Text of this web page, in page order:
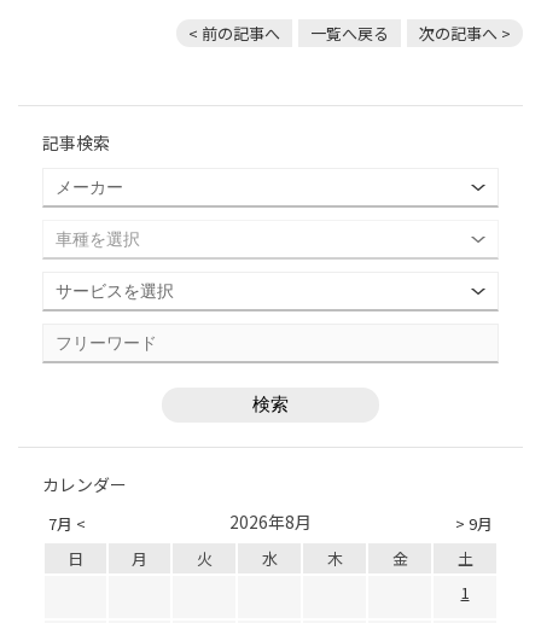
< 前の記事へ 一覧へ戻る 次の記事へ >
記事検索
カレンダー
7月 < > 9月
2026年8月
日 月 火 水 木 金
土
1